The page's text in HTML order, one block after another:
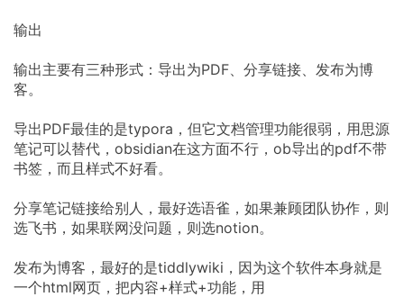
输出
输出主要有三种形式：导出为PDF、分享链接、发布为博
客。
导出PDF最佳的是typora，但它文档管理功能很弱，用思源
笔记可以替代，obsidian在这方面不行，ob导出的pdf不带
书签，而且样式不好看。
分享笔记链接给别人，最好选语雀，如果兼顾团队协作，则
选飞书，如果联网没问题，则选notion。
发布为博客，最好的是tiddlywiki，因为这个软件本身就是
一个html网页，把内容+样式+功能，用